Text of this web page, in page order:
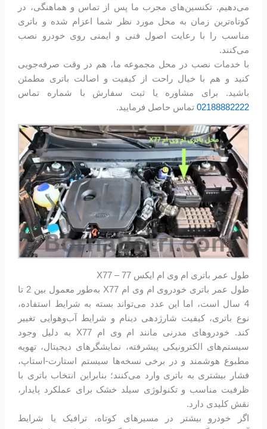
می‌دهیم. تکنسین‌های مجرب ما پس از تماس و هماهنگی، در
کوتاه‌ترین زمان به محل مورد نظر شما اعزام شده و باتری
مناسب را با رعایت اصول فنی و ایمنی روی خودرو نصب
می‌کنند.
با خدمات نصب در محل مجموعه ما، هم در وقت صرفه‌جویی
کنید و هم با خیال راحت از کیفیت و اصالت باتری مطمئن
باشید. برای مشاوره یا ثبت سفارش با شماره تماس
02188882222 تماس حاصل فرمایید.
طول عمر باتری ام وی ام ایکس 77 – X77
طول عمر باتری خودروی ام وی ام X77 به‌طور معمول بین 2 تا
4 سال است، اما این عدد می‌تواند بسته به شرایط استفاده،
نوع باتری، کیفیت شارژدهی دینام و شرایط آب‌وهوایی تغییر
کند. خودروهای مدرنی مانند ام وی ام X77 به دلیل وجود
سیستم‌های الکترونیکی پیشرفته، نمایشگرهای دیجیتال، تهویه
مطبوع هوشمند و در برخی نسخه‌ها سیستم استارت-استاپ،
فشار بیشتری به باتری وارد می‌کنند؛ بنابراین انتخاب باتری با
ظرفیت مناسب و تکنولوژی سیلد خشک برای عملکرد پایدار،
نقش کلیدی دارد.
اگر خودرو بیشتر در مسیرهای کوتاه، ترافیک یا شرایط